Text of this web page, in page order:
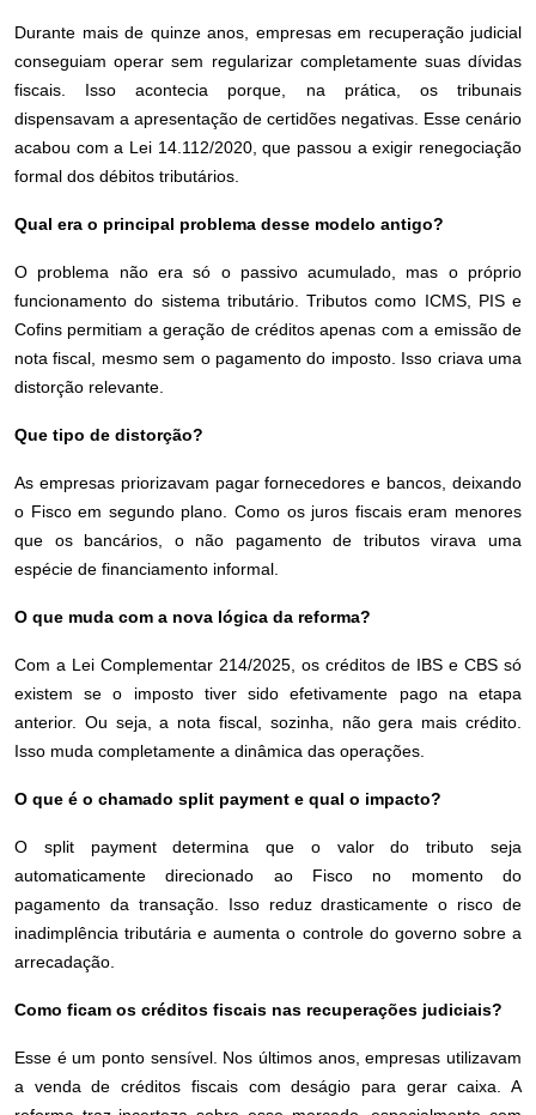
Durante mais de quinze anos, empresas em recuperação judicial
conseguiam operar sem regularizar completamente suas dívidas
fiscais. Isso acontecia porque, na prática, os tribunais
dispensavam a apresentação de certidões negativas. Esse cenário
acabou com a Lei 14.112/2020, que passou a exigir renegociação
formal dos débitos tributários.
Qual era o principal problema desse modelo antigo?
O problema não era só o passivo acumulado, mas o próprio
funcionamento do sistema tributário. Tributos como ICMS, PIS e
Cofins permitiam a geração de créditos apenas com a emissão de
nota fiscal, mesmo sem o pagamento do imposto. Isso criava uma
distorção relevante.
Que tipo de distorção?
As empresas priorizavam pagar fornecedores e bancos, deixando
o Fisco em segundo plano. Como os juros fiscais eram menores
que os bancários, o não pagamento de tributos virava uma
espécie de financiamento informal.
O que muda com a nova lógica da reforma?
Com a Lei Complementar 214/2025, os créditos de IBS e CBS só
existem se o imposto tiver sido efetivamente pago na etapa
anterior. Ou seja, a nota fiscal, sozinha, não gera mais crédito.
Isso muda completamente a dinâmica das operações.
O que é o chamado split payment e qual o impacto?
O split payment determina que o valor do tributo seja
automaticamente direcionado ao Fisco no momento do
pagamento da transação. Isso reduz drasticamente o risco de
inadimplência tributária e aumenta o controle do governo sobre a
arrecadação.
Como ficam os créditos fiscais nas recuperações judiciais?
Esse é um ponto sensível. Nos últimos anos, empresas utilizavam
a venda de créditos fiscais com deságio para gerar caixa. A